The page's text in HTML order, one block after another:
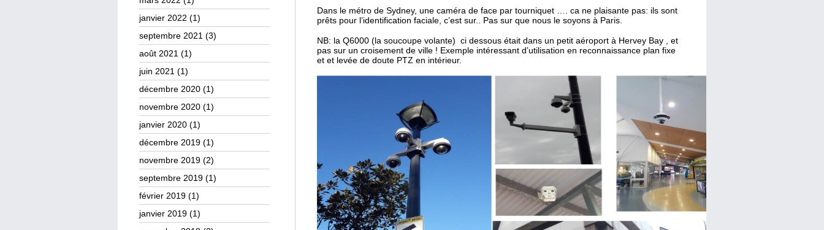
janvier 2022 (1)
septembre 2021 (3)
août 2021 (1)
juin 2021 (1)
décembre 2020 (1)
novembre 2020 (1)
janvier 2020 (1)
décembre 2019 (1)
novembre 2019 (2)
septembre 2019 (1)
février 2019 (1)
janvier 2019 (1)
Dans le métro de Sydney, une caméra de face par tourniquet …. ca ne plaisante pas: ils sont
prêts pour l’identification faciale, c’est sur.. Pas sur que nous le soyons à Paris.
NB: la Q6000 (la soucoupe volante) ci dessous était dans un petit aéroport à Hervey Bay , et
pas sur un croisement de ville ! Exemple intéressant d’utilisation en reconnaissance plan fixe
et et levée de doute PTZ en intérieur.